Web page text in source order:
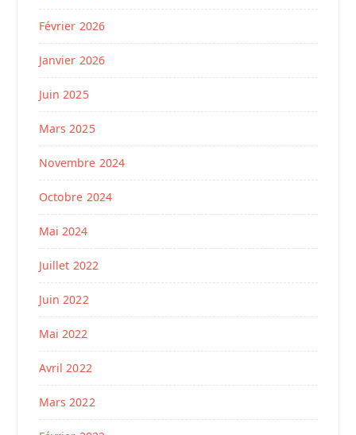
Février 2026
Janvier 2026
Juin 2025
Mars 2025
Novembre 2024
Octobre 2024
Mai 2024
Juillet 2022
Juin 2022
Mai 2022
Avril 2022
Mars 2022